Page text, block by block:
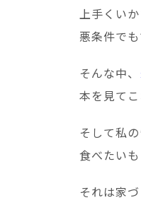
上手くい
悪条件で
そんな中、
本を見て
そして私
食べたい
それは家